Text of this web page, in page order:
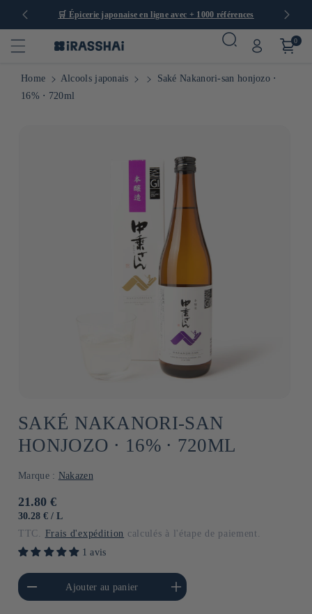
🛒 Épicerie japonaise en ligne avec + 1000 références 🚚
0
Home Alcools japonais
Saké Nakanori-san honjozo ⋅
16% ⋅ 720ml
SAKÉ NAKANORI-SAN
HONJOZO ⋅ 16% ⋅ 720ML
Marque : Nakazen
Prix
habituel
21.80 €
PRIX
30.28 € / PAR
L
TTC. Frais d'expédition calculés à l'étape de paiement.
1 avis
quantité de Default
Title
Ajouter au panier
Augmenter la quantité de
Default Title